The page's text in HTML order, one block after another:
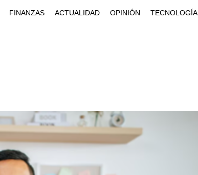
FINANZAS ACTUALIDAD OPINIÓN TECNOLOGÍA